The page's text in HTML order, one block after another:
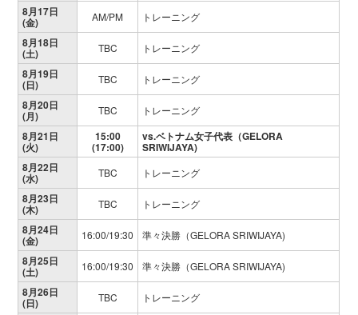
8月17日
(金) AM/PM トレーニング
8月18日
(土) TBC トレーニング
8月19日
(日) TBC トレーニング
8月20日
(月) TBC トレーニング
8月21日
(火)
15:00
(17:00)
vs.ベトナム女子代表（GELORA
SRIWIJAYA)
8月22日
(水) TBC トレーニング
8月23日
(木) TBC トレーニング
8月24日
(金) 16:00/19:30 準々決勝（GELORA SRIWIJAYA)
8月25日
(土) 16:00/19:30 準々決勝（GELORA SRIWIJAYA)
8月26日
(日) TBC トレーニング